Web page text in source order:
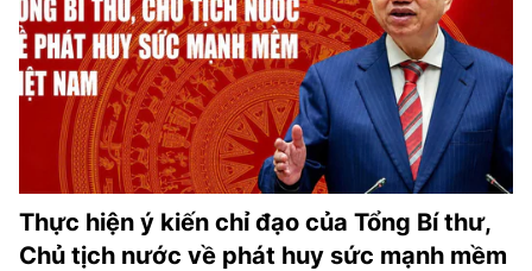
Thực hiện ý kiến chỉ đạo của Tổng Bí thư,
Chủ tịch nước về phát huy sức mạnh mềm